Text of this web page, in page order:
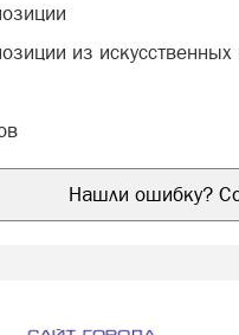
из искусственных
Нашли ошибку?